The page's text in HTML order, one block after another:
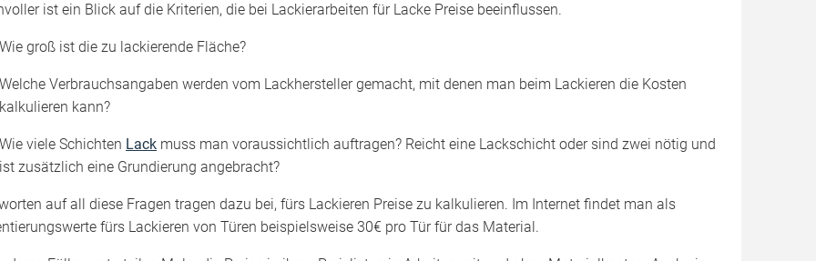
ist ein Blick auf die Kriterien, die bei Lackierarbeiten für Lacke Preise beeinflussen.
Wie groß ist die zu lackierende Fläche?
Welche Verbrauchsangaben werden vom Lackhersteller gemacht, mit denen man beim Lackieren die Kosten
kalkulieren kann?
Wie viele Schichten Lack muss man voraussichtlich auftragen? Reicht eine Lackschicht oder sind zwei nötig und
ist zusätzlich eine Grundierung angebracht?
auf all diese Fragen tragen dazu bei, fürs Lackieren Preise zu kalkulieren. Im Internet findet man als
fürs Lackieren von Türen beispielsweise 30€ pro Tür für das Material.